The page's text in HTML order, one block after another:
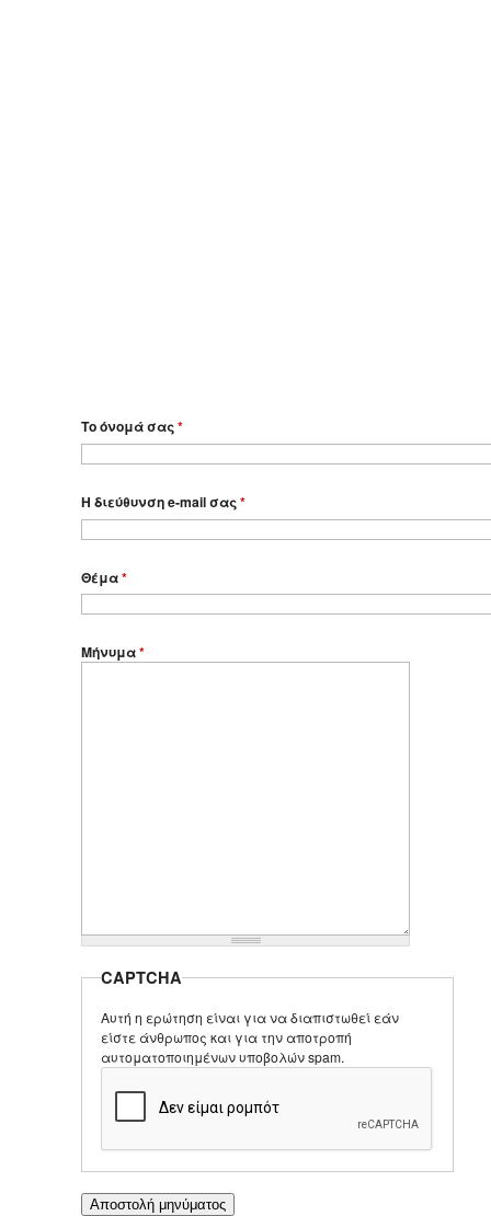
Το όνομά σας*
Η διεύθυνση e-mail σας*
Θέμα*
Μήνυμα*
CAPTCHA
Αυτή η ερώτηση είναι για να διαπιστωθεί εάν
είστε άνθρωπος και για την αποτροπή
αυτοματοποιημένων υποβολών spam.